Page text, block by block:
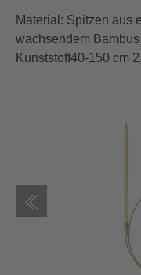
Material: Spitzen aus
wachsendem
Kunststoff40-150 cm